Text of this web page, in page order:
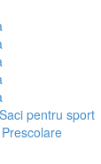
pentru sport